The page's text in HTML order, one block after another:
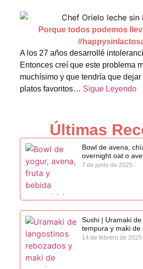
Porque todos podemos
A los 27 años desarrollé
Entonces creí que este problema
muchísimo y que tendría que
platos favoritos… Sigue Leyendo
Últimas
Bowl de avena,
overnight oat o
7 de junio de 2025
Sushi | Uramaki
tempura y maki de
14 de febrero de 2025